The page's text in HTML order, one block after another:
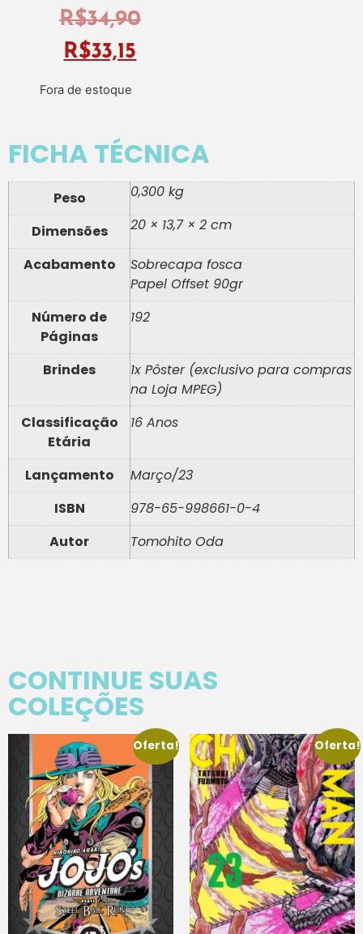
R$34,90
R$33,15
Fora de estoque
FICHA TÉCNICA
Peso 0,300 kg
Dimensões 20 × 13,7 × 2 cm
Acabamento
Sobrecapa fosca
Papel Offset 90gr
Número de
Páginas
192
Brindes
1x Pôster (exclusivo para compras
na Loja MPEG)
Classificação
Etária
16 Anos
Lançamento
Março/23
ISBN
978-65-998661-0-4
Autor
Tomohito Oda
CONTINUE SUAS
COLEÇÕES
Oferta! Oferta!